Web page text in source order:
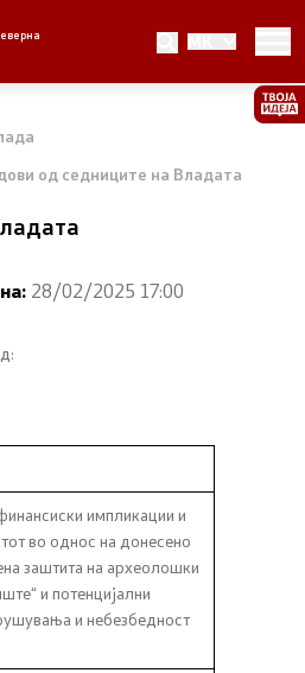
MK
секретаријат
на Владата
на Владата
од седниците на Владата
28/02/2025 17:00
импликации и
во однос на донесено
заштита на археолошки
и потенцијални
и небезбедност